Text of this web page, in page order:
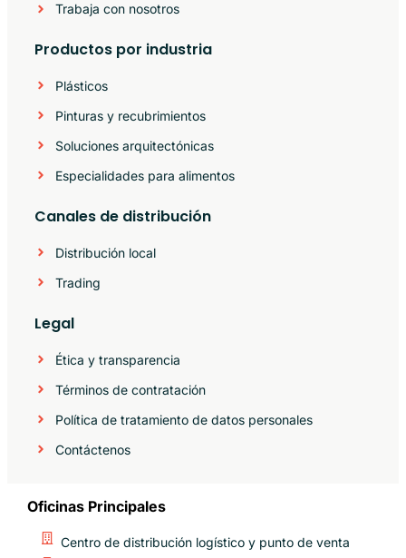
Trabaja con nosotros
Productos por industria
Plásticos
Pinturas y recubrimientos
Soluciones arquitectónicas
Especialidades para alimentos
Canales de distribución
Distribución local
Trading
Legal
Ética y transparencia
Términos de contratación
Política de tratamiento de datos personales
Contáctenos
Oficinas Principales
Centro de distribución logístico y punto de venta